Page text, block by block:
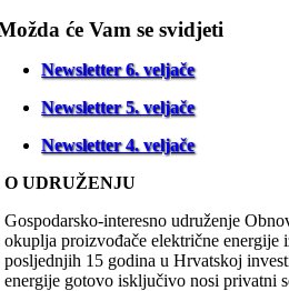
će Vam se svidjeti
Newsletter 6. veljače
Newsletter 5. veljače
Newsletter 4. veljače
O UDRUŽENJU
Gospodarsko-interesno udruženje
okuplja proizvođače električne
posljednjih 15 godina u Hrvatskoj
energije gotovo isključivo nosi privatni